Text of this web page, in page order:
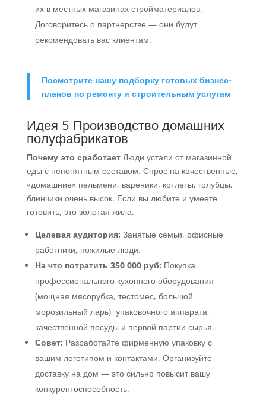
их в местных магазинах стройматериалов.
Договоритесь о партнерстве — они будут
рекомендовать вас клиентам.
Посмотрите нашу подборку готовых бизнес-
планов по ремонту и строительным услугам
Идея 5 Производство домашних
полуфабрикатов
Почему это сработаетЛюди устали от магазинной
еды с непонятным составом. Спрос на качественные,
«домашние» пельмени, вареники, котлеты, голубцы,
блинчики очень высок. Если вы любите и умеете
готовить, это золотая жила.
Целевая аудитория: Занятые семьи, офисные
работники, пожилые люди.
На что потратить 350 000 руб: Покупка
профессионального кухонного оборудования
(мощная мясорубка, тестомес, большой
морозильный ларь), упаковочного аппарата,
качественной посуды и первой партии сырья.
Совет: Разработайте фирменную упаковку с
вашим логотипом и контактами. Организуйте
доставку на дом — это сильно повысит вашу
конкурентоспособность.